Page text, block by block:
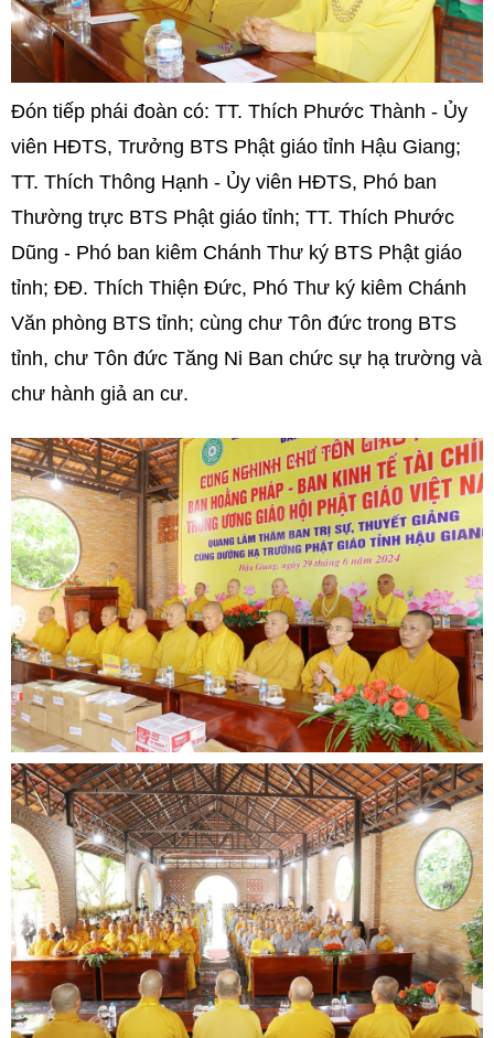
Đón tiếp phái đoàn có: TT. Thích Phước Thành - Ủy
viên HĐTS, Trưởng BTS Phật giáo tỉnh Hậu Giang;
TT. Thích Thông Hạnh - Ủy viên HĐTS, Phó ban
Thường trực BTS Phật giáo tỉnh; TT. Thích Phước
Dũng - Phó ban kiêm Chánh Thư ký BTS Phật giáo
tỉnh; ĐĐ. Thích Thiện Đức, Phó Thư ký kiêm Chánh
Văn phòng BTS tỉnh; cùng chư Tôn đức trong BTS
tỉnh, chư Tôn đức Tăng Ni Ban chức sự hạ trường và
chư hành giả an cư.